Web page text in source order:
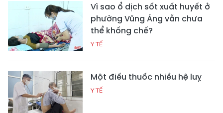
Vì sao ổ dịch sốt xuất huyết ở
phường Vũng Áng vẫn chưa
thể khống chế?
Y TẾ
Một điếu thuốc nhiều hệ luỵ
Y TẾ